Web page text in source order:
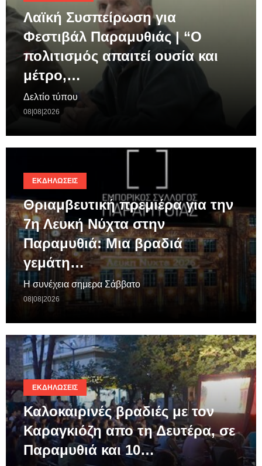
Λαϊκή Συσπείρωση για
Φεστιβάλ Παραμυθιάς | “Ο
πολιτισμός απαιτεί ουσία και
μέτρο,…
Δελτίο τύπου
08|08|2026
ΕΚΔΗΛΏΣΕΙΣ
Θριαμβευτική πρεμιέρα για την
7η Λευκή Νύχτα στην
Παραμυθιά: Μια βραδιά
γεμάτη…
Η συνέχεια σημερα Σάββατο
08|08|2026
ΕΚΔΗΛΏΣΕΙΣ
Καλοκαιρινές βραδιές με τον
Καραγκιόζη απο τη Δευτέρα, σε
Παραμυθιά και 10…